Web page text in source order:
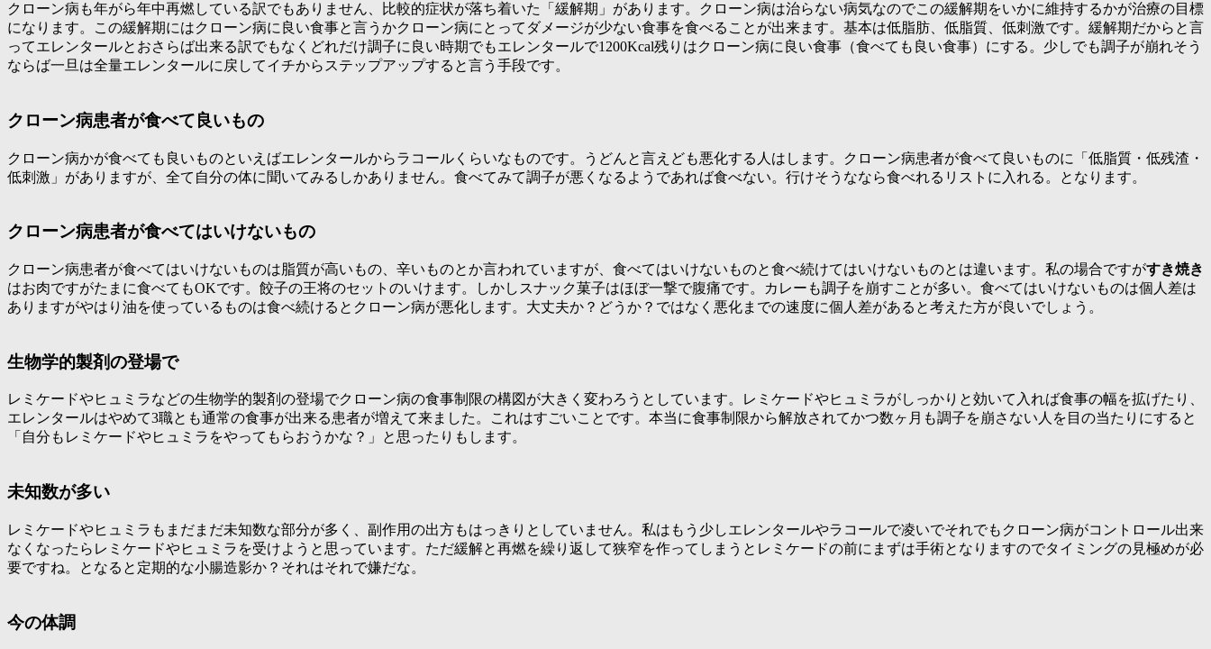
クローン病も年がら年中再燃している訳でもありません、比較的症状が落ち着いた「緩解期」があります。クローン病は治らない病気なのでこの緩解期をいかに維持するかが治療の目標
になります。この緩解期にはクローン病に良い食事と言うかクローン病にとってダメージが少ない食事を食べることが出来ます。基本は低脂肪、低脂質、低刺激です。緩解期だからと言
ってエレンタールとおさらば出来る訳でもなくどれだけ調子に良い時期でもエレンタールで1200Kcal残りはクローン病に良い食事（食べても良い食事）にする。少しでも調子が崩れそう
ならば一旦は全量エレンタールに戻してイチからステップアップすると言う手段です。
クローン病患者が食べて良いもの
クローン病かが食べても良いものといえばエレンタールからラコールくらいなものです。うどんと言えども悪化する人はします。クローン病患者が食べて良いものに「低脂質・低残渣・
低刺激」がありますが、全て自分の体に聞いてみるしかありません。食べてみて調子が悪くなるようであれば食べない。行けそうななら食べれるリストに入れる。となります。
クローン病患者が食べてはいけないもの
クローン病患者が食べてはいけないものは脂質が高いもの、辛いものとか言われていますが、食べてはいけないものと食べ続けてはいけないものとは違います。私の場合ですがすき焼き
はお肉ですがたまに食べてもOKです。餃子の王将のセットのいけます。しかしスナック菓子はほぼ一撃で腹痛です。カレーも調子を崩すことが多い。食べてはいけないものは個人差は
ありますがやはり油を使っているものは食べ続けるとクローン病が悪化します。大丈夫か？どうか？ではなく悪化までの速度に個人差があると考えた方が良いでしょう。
生物学的製剤の登場で
レミケードやヒュミラなどの生物学的製剤の登場でクローン病の食事制限の構図が大きく変わろうとしています。レミケードやヒュミラがしっかりと効いて入れば食事の幅を拡げたり、
エレンタールはやめて3職とも通常の食事が出来る患者が増えて来ました。これはすごいことです。本当に食事制限から解放されてかつ数ヶ月も調子を崩さない人を目の当たりにすると
「 自分もレミケードやヒュミラをやってもらおうかな？ 」と思ったりもします。
未知数が多い
レミケードやヒュミラもまだまだ未知数な部分が多く、副作用の出方もはっきりとしていません。私はもう少しエレンタールやラコールで凌いでそれでもクローン病がコントロール出来
なくなったらレミケードやヒュミラを受けようと思っています。ただ緩解と再燃を繰り返して狭窄を作ってしまうとレミケードの前にまずは手術となりますのでタイミングの見極めが必
要ですね。となると定期的な小腸造影か？それはそれで嫌だな。
今の体調